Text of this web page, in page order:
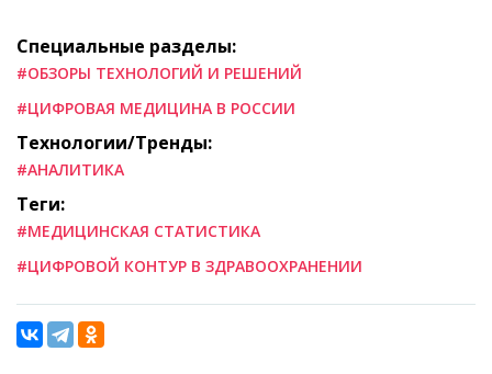
Специальные разделы:
#ОБЗОРЫ ТЕХНОЛОГИЙ И РЕШЕНИЙ
#ЦИФРОВАЯ МЕДИЦИНА В РОССИИ
Технологии/Тренды:
#АНАЛИТИКА
Теги:
#МЕДИЦИНСКАЯ СТАТИСТИКА
#ЦИФРОВОЙ КОНТУР В ЗДРАВООХРАНЕНИИ